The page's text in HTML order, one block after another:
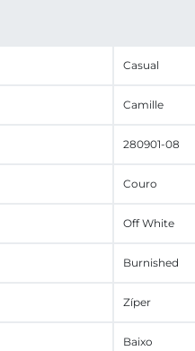
Casual
Camille
280901-08
Couro
Off White
Burnished
Zíper
Baixo